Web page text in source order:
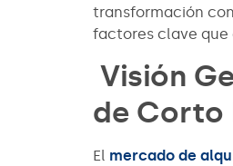
transformación
factores clave que
Visión
de Corto
El mercado de